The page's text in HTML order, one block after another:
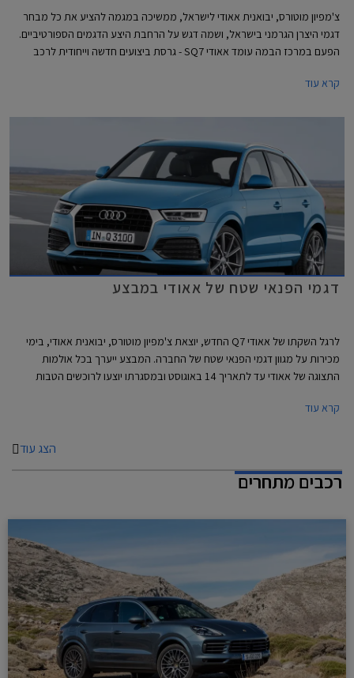
צ'מפיון מוטורס, יבואנית אאודי לישראל, ממשיכה במגמה להציע את כל מבחר
דגמי היצרן הגרמני בישראל, ושמה דגש על הרחבת היצע הדגמים הספורטיביים.
הפעם במרכז הבמה עומד אאודי SQ7 - גרסת ביצועים חדשה וייחודית לרכב
קרא עוד
דגמי הפנאי שטח של אאודי במבצע
לרגל השקתו של אאודי Q7 החדש, יוצאת צ'מפיון מוטורס, יבואנית אאודי, בימי
מכירות על מגוון דגמי הפנאי שטח של החברה. המבצע ייערך בכל אולמות
התצוגה של אאודי עד לתאריך 14 באוגוסט ובמסגרתו יוצעו לרוכשים הטבות
קרא עוד
הצג עוד
רכבים מתחרים